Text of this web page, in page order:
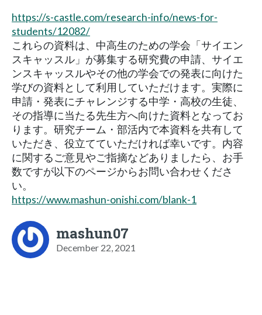
https://s-castle.com/research-info/news-for-
students/12082/
これらの資料は、中高生のための学会「サイエン
スキャッスル」が募集する研究費の申請、サイエ
ンスキャッスルやその他の学会での発表に向けた
学びの資料として利用していただけます。実際に
申請・発表にチャレンジする中学・高校の生徒、
その指導に当たる先生方へ向けた資料となってお
ります。研究チーム・部活内で本資料を共有して
いただき、役立てていただければ幸いです。内容
に関するご意見やご指摘などありましたら、お手
数ですが以下のページからお問い合わせくださ
い。
https://www.mashun-onishi.com/blank-1
mashun07
December 22, 2021